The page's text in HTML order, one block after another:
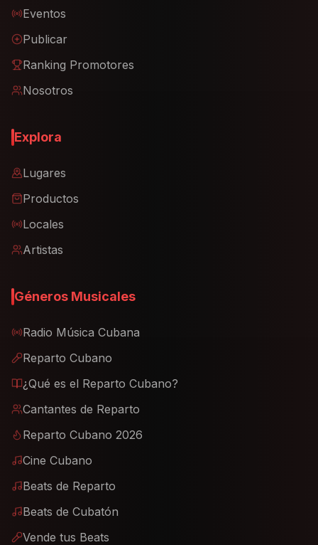
Eventos
Publicar
Ranking Promotores
Nosotros
Explora
Lugares
Productos
Locales
Artistas
Géneros Musicales
Radio Música Cubana
Reparto Cubano
¿Qué es el Reparto Cubano?
Cantantes de Reparto
Reparto Cubano 2026
Cine Cubano
Beats de Reparto
Beats de Cubatón
Vende tus Beats